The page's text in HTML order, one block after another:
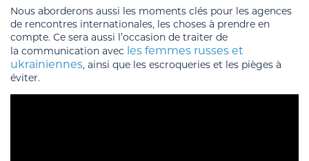
Nous aborderons aussi les moments clés pour les agences
de rencontres internationales, les choses à prendre en
compte. Ce sera aussi l’occasion de traiter de
la communication avec les femmes russes et
ukrainiennes, ainsi que les escroqueries et les pièges à
éviter.